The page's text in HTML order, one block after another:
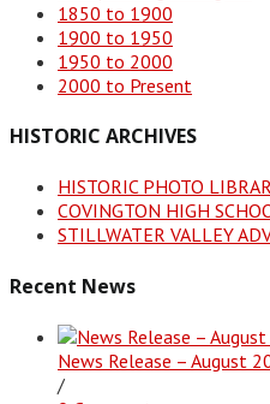
1850 to 1900
1900 to 1950
1950 to 2000
2000 to Present
HISTORIC ARCHIVES
HISTORIC PHOTO
COVINGTON HIGH
STILLWATER VALLEY
Recent News
News Release – August
/